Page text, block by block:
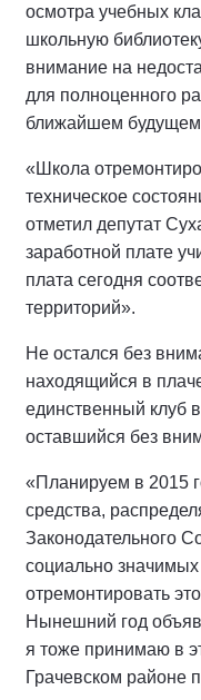
осмотра учебных
школьную
внимание на
для полноценного
ближайшем будущем
«Школа
техническое
отметил депутат
заработной плате
плата сегодня
территорий».
Не остался без
находящийся в
единственный клуб
оставшийся без
«Планируем в 2015
средства,
Законодательного
социально
отремонтировать
Нынешний год
я тоже принимаю в
Грачевском районе